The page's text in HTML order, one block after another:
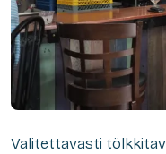
Valitettavasti